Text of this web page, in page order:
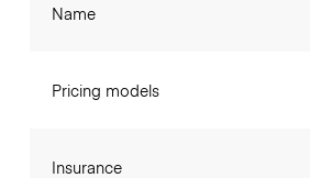
Name
Pricing models
Insurance